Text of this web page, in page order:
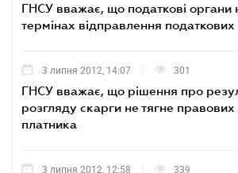
ГНСУ вважає, що податкові органи
термінах відправлення
3 липня 2012, 14:07 301
ГНСУ вважає, що рішення про
розгляду скарги не тягне правових
платника
3 липня 2012, 12:58 339